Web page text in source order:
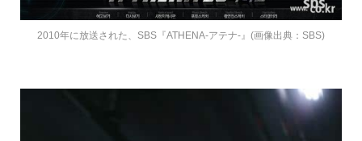
2010年に放送された、SBS『ATHENA-アテナ-』(画像出典：SBS)